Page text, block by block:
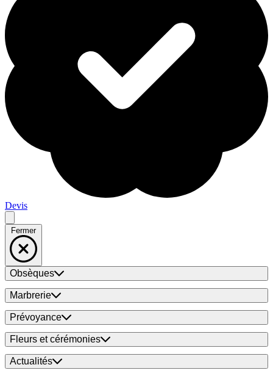
Devis
Fermer
Obsèques
Marbrerie
Prévoyance
Fleurs et cérémonies
Actualités